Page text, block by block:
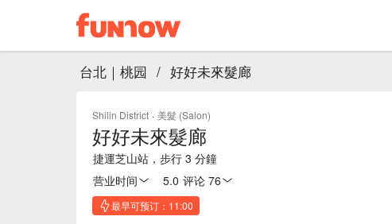
台北｜桃园 / 好好未來髮廊
Shilin District · 美髮 (Salon)
好好未來髮廊
捷運芝山站，步行 3 分鐘
营业时间
5.0 评论 76
最早可预订：11:00